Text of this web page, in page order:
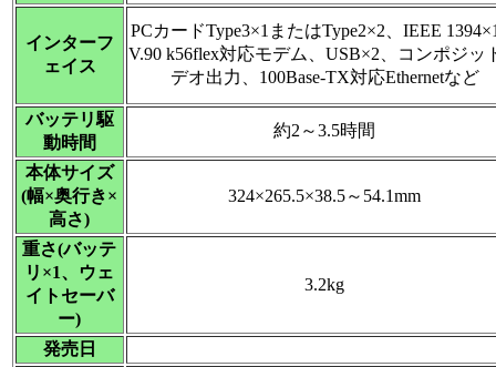
インターフ
ェイス
PCカードType3×1またはType2×2、IEEE
V.90 k56flex対応モデム、USB×2、コンポジッ
デオ出力、100Base-TX対応Ethernetなど
バッテリ駆
動時間
約2～3.5時間
本体サイズ
(幅×奥行き×
高さ)
324×265.5×38.5～54.1mm
重さ(バッテ
リ×1、ウェ
イトセーバ
ー)
3.2kg
発売日